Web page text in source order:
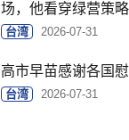
场，他看穿绿营策略
台湾 2026-07-31
高市早苗感谢各国
台湾 2026-07-31